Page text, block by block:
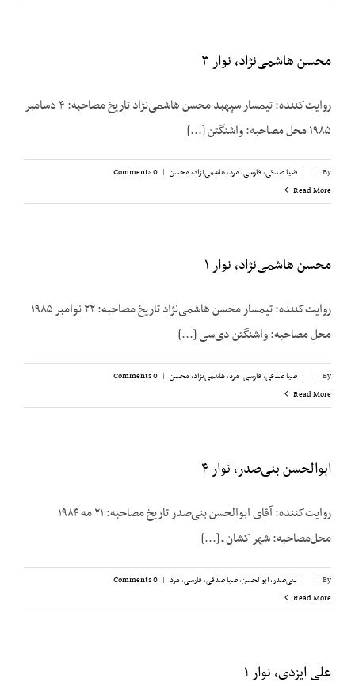
محسن هاشمی‌نژاد، نوار ۳
روایت‌کننده: تیمسار سپهبد محسن هاشمی‌نژاد تاریخ مصاحبه: ۴ دسامبر
۱۹۸۵ محل مصاحبه: واشنگتن [...]
By
|
| ضیا صدقی,فارسی,مرد,هاشمی‌نژاد، محسن |
0 Comments
Read More
محسن هاشمی‌نژاد، نوار ۱
روایت‌کننده: تیمسار محسن هاشمی‌نژاد تاریخ مصاحبه: ۲۲ نوامبر ۱۹۸۵
محل مصاحبه: واشنگتن دی‌سی [...]
By
|
| ضیا صدقی,فارسی,مرد,هاشمی‌نژاد، محسن |
0 Comments
Read More
ابوالحسن بنی‌صدر، نوار ۴
روایت‌کننده: آقای ابوالحسن بنی‌صدر تاریخ مصاحبه: ۲۱ مه ۱۹۸۴
محل‌مصاحبه: شهر کشان ـ [...]
By
|
| بنی‌صدر، ابوالحسن,ضیا صدقی,فارسی,مرد |
0 Comments
Read More
علی ایزدی، نوار ۱